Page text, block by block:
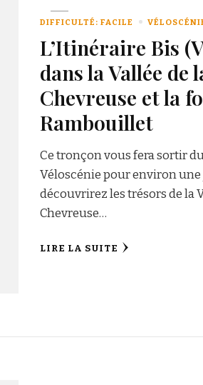
DIFFICULTÉ: FACILE
L’Itinéraire Bis
dans la Vallée de
Chevreuse et la
Rambouillet
Ce tronçon vous fera sortir
Véloscénie pour environ
découvrirez les trésors de la
Chevreuse…
LIRE LA SUITE